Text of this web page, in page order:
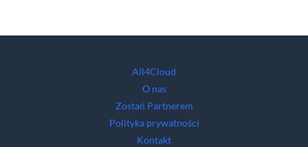
All4Cloud
O nas
Zostań Partnerem
Polityka prywatności
Kontakt